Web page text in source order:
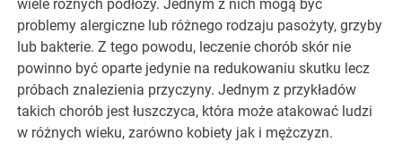
wiele różnych podłoży. Jednym z nich mogą być
problemy alergiczne lub różnego rodzaju pasożyty, grzyby
lub bakterie. Z tego powodu, leczenie chorób skór nie
powinno być oparte jedynie na redukowaniu skutku lecz
próbach znalezienia przyczyny. Jednym z przykładów
takich chorób jest łuszczyca, która może atakować ludzi
w różnych wieku, zarówno kobiety jak i mężczyzn.